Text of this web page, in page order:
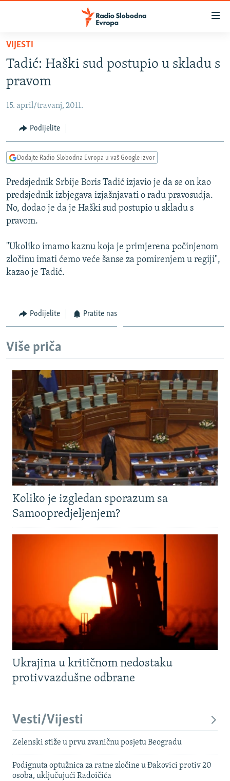
Pređite
glavni
sadržaj
Pređite
na
navigaciju
Pređite
na
VIJESTI
SRBIJA
KOSOVO
CRNA GORA
VIDEO
FOTOGALERIJE
INFOGRAFIKE
PODCASTI
RAT U UKRAJINI
KINA NA BALKANU
RSE PRIČE IZ SVIJETA
ISPRIČAJ MI
DNEVNO@RSE
SPECIJALI RSE
GENOCID U SREBRENICI
TV LIBERTY
POST SCRIPTUM
MOJA EVROPA
TRI DECENIJE OD RATA U BIH
SVE KARTE DEJTONA
NASTANAK I RASPAD JUGOSLAVIJE
Sve RFE/RL stranice
VIJESTI
Tadić: Haški sud postupio u skladu s
pravom
15. april/travanj, 2011.
Podijelite
Dodajte Radio Slobodna Evropa u vaš Google izvor
Predsjednik Srbije Boris Tadić izjavio je da se on kao
predsjednik izbjegava izjašnjavati o radu pravosudja.
No, dodao je da je Haški sud postupio u skladu s
pravom.
"Ukoliko imamo kaznu koja je primjerena počinjenom
zločinu imati ćemo veće šanse za pomirenjem u regiji",
kazao je Tadić.
Podijelite Pratite nas
Više priča
Koliko je izgledan sporazum sa
Samoopredjeljenjem?
Ukrajina u kritičnom nedostaku
protivvazdušne odbrane
Vesti/Vijesti
Zelenski stiže u prvu zvaničnu posjetu Beogradu
Podignuta optužnica za ratne zločine u Đakovici protiv 20
osoba, uključujući Radoičića